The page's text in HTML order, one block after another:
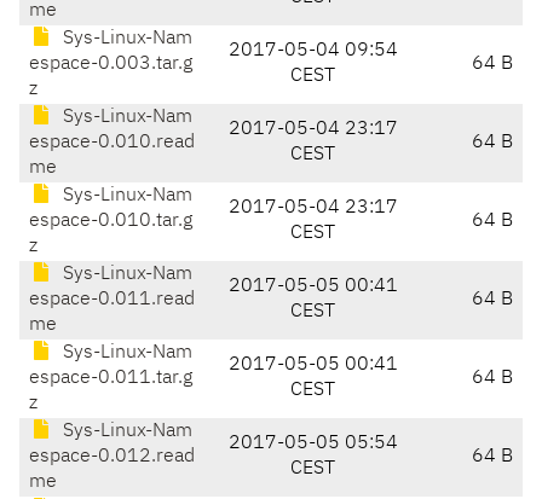
me
Sys-Linux-Nam
espace-0.003.tar.g
z
2017-05-04 09:54
CEST
64 B
Sys-Linux-Nam
espace-0.010.read
me
2017-05-04 23:17
CEST
64 B
Sys-Linux-Nam
espace-0.010.tar.g
z
2017-05-04 23:17
CEST
64 B
Sys-Linux-Nam
espace-0.011.read
me
2017-05-05 00:41
CEST
64 B
Sys-Linux-Nam
espace-0.011.tar.g
z
2017-05-05 00:41
CEST
64 B
Sys-Linux-Nam
espace-0.012.read
me
2017-05-05 05:54
CEST
64 B